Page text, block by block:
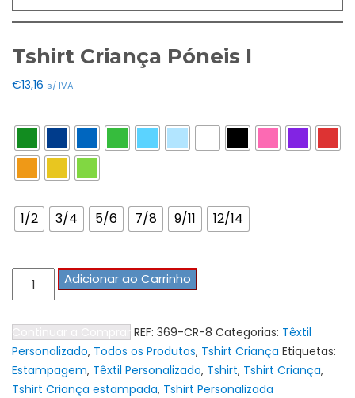
Tshirt Criança Póneis I
€13,16 s/ IVA
1/2 3/4 5/6 7/8 9/11 12/14
Quantidade
Póneis
I
Adicionar ao Carrinho
Continuar a Comprar REF: 369-CR-8 Categorias: Têxtil
Personalizado, Todos os Produtos, Tshirt Criança Etiquetas:
Estampagem, Têxtil Personalizado, Tshirt, Tshirt Criança,
Tshirt Criança estampada, Tshirt Personalizada